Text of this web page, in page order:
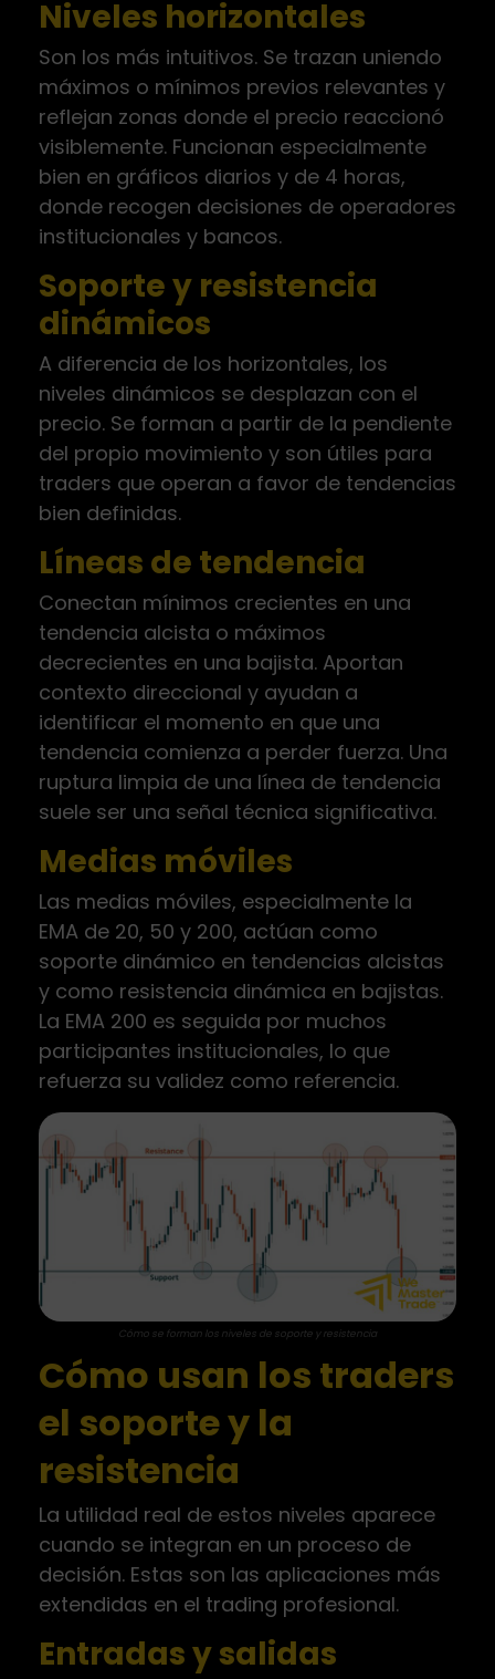
Niveles horizontales
Son los más intuitivos. Se trazan uniendo
máximos o mínimos previos relevantes y
reflejan zonas donde el precio reaccionó
visiblemente. Funcionan especialmente
bien en gráficos diarios y de 4 horas,
donde recogen decisiones de operadores
institucionales y bancos.
Soporte y resistencia
dinámicos
A diferencia de los horizontales, los
niveles dinámicos se desplazan con el
precio. Se forman a partir de la pendiente
del propio movimiento y son útiles para
traders que operan a favor de tendencias
bien definidas.
Líneas de tendencia
Conectan mínimos crecientes en una
tendencia alcista o máximos
decrecientes en una bajista. Aportan
contexto direccional y ayudan a
identificar el momento en que una
tendencia comienza a perder fuerza. Una
ruptura limpia de una línea de tendencia
suele ser una señal técnica significativa.
Medias móviles
Las medias móviles, especialmente la
EMA de 20, 50 y 200, actúan como
soporte dinámico en tendencias alcistas
y como resistencia dinámica en bajistas.
La EMA 200 es seguida por muchos
participantes institucionales, lo que
refuerza su validez como referencia.
Cómo se forman los niveles de soporte y resistencia
Cómo usan los traders
el soporte y la
resistencia
La utilidad real de estos niveles aparece
cuando se integran en un proceso de
decisión. Estas son las aplicaciones más
extendidas en el trading profesional.
Entradas y salidas